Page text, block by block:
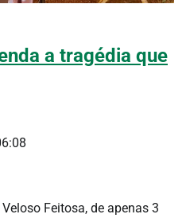
a tragédia que
Feitosa, de apenas 3